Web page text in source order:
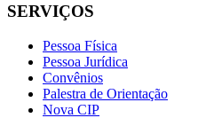
SERVIÇOS
Pessoa Física
Pessoa Jurídica
Convênios
Palestra de Orientação
Nova CIP